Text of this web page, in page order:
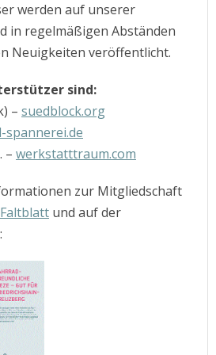
werden auf unserer
in regelmäßigen Abständen
Neuigkeiten veröffentlicht.
sind:
– suedblock.org
spannerei.de
– werkstatttraum.com
zur Mitgliedschaft
Faltblatt und auf der
: